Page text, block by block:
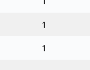
1
1